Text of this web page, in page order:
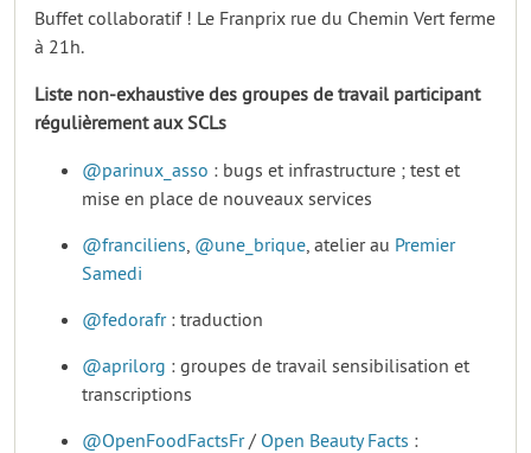
Buffet collaboratif ! Le Franprix rue du Chemin Vert ferme
à 21h.
Liste non-exhaustive des groupes de travail participant
régulièrement aux SCLs
@parinux_asso : bugs et infrastructure ; test et
mise en place de nouveaux services
@franciliens, @une_brique, atelier au Premier
Samedi
@fedorafr: traduction
@aprilorg : groupes de travail sensibilisation et
transcriptions
@OpenFoodFactsFr/ Open Beauty Facts :